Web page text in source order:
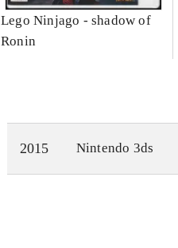
Lego Ninjago - shadow of
Ronin
2015 Nintendo 3ds